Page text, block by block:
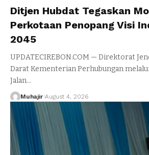
Ditjen Hubdat Tegaskan
Perkotaan Penopang Visi
2045
UPDATECIREBON.COM — Direktorat
Darat Kementerian Perhubungan
Jalan…
Muhajir August 4, 2026